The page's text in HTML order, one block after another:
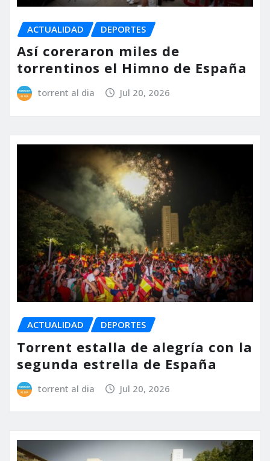
ACTUALIDAD DEPORTES
Así coreraron miles de
torrentinos el Himno de España
torrent al dia Jul 20, 2026
ACTUALIDAD DEPORTES
Torrent estalla de alegría con la
segunda estrella de España
torrent al dia Jul 20, 2026